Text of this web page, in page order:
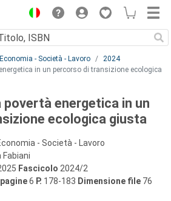
- Società - Lavoro
2024
in un percorso di transizione ecologica
energetica in un
ecologica giusta
- Società - Lavoro
Fabiani
Fascicolo 2024/2
6 P. 178-183 Dimensione file 76